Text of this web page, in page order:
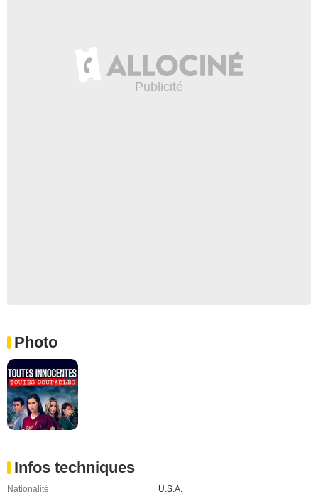
Photo
Infos techniques
Nationalité
U.S.A.